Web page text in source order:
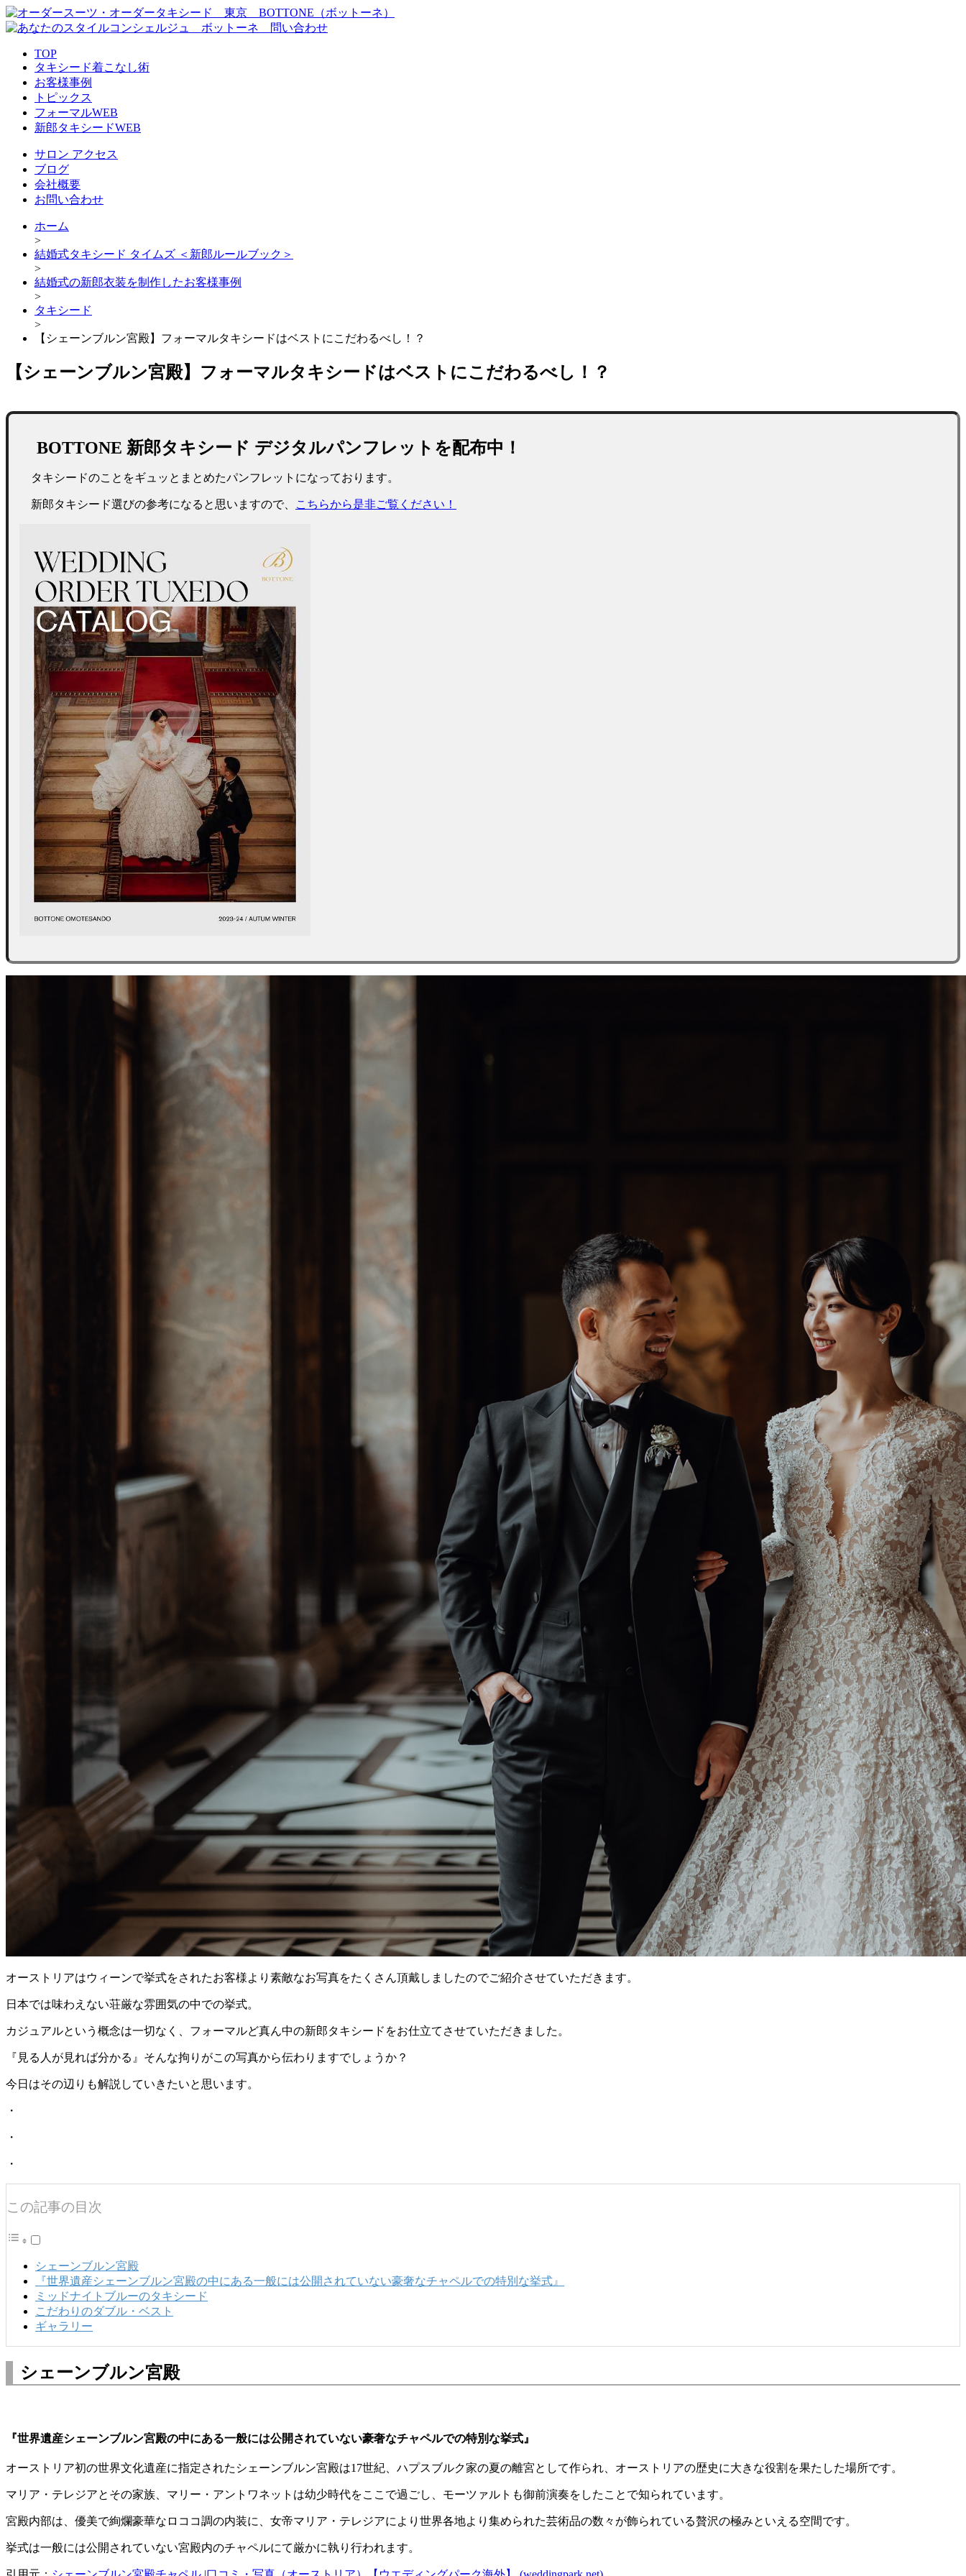
TOP
タキシード着こなし術
お客様事例
トピックス
フォーマルWEB
新郎タキシードWEB
サロン アクセス
ブログ
会社概要
お問い合わせ
ホーム
>
結婚式タキシード タイムズ ＜新郎ルールブック＞
>
結婚式の新郎衣装を制作したお客様事例
>
タキシード
>
【シェーンブルン宮殿】フォーマルタキシードはベストにこだわるべし！？
【シェーンブルン宮殿】フォーマルタキシードはベストにこだわるべし！？
BOTTONE 新郎タキシード デジタルパンフレットを配布中！
タキシードのことをギュッとまとめた⁡パンフレットになっております。
新郎タキシード選びの参考になると思いますので、 こちらから是非ご覧ください！
オーストリアはウィーンで挙式をされたお客様より素敵なお写真をたくさん頂戴しましたのでご紹介させていただきます。
日本では味わえない荘厳な雰囲気の中での挙式。
カジュアルという概念は一切なく、フォーマルど真ん中の新郎タキシードをお仕立てさせていただきました。
『見る人が見れば分かる』そんな拘りがこの写真から伝わりますでしょうか？
今日はその辺りも解説していきたいと思います。
・
・
・
この記事の目次
シェーンブルン宮殿
『世界遺産シェーンブルン宮殿の中にある一般には公開されていない豪奢なチャペルでの特別な挙式』
ミッドナイトブルーのタキシード
こだわりのダブル・ベスト
ギャラリー
シェーンブルン宮殿
『世界遺産シェーンブルン宮殿の中にある一般には公開されていない豪奢なチャペルでの特別な挙式』
オーストリア初の世界文化遺産に指定されたシェーンブルン宮殿は17世紀、ハプスブルク家の夏の離宮として作られ、オーストリアの歴史に大きな役割を果たした場所です。
マリア・テレジアとその家族、マリー・アントワネットは幼少時代をここで過ごし、モーツァルトも御前演奏をしたことで知られています。
宮殿内部は、優美で絢爛豪華なロココ調の内装に、女帝マリア・テレジアにより世界各地より集められた芸術品の数々が飾られている贅沢の極みといえる空間です。
挙式は一般には公開されていない宮殿内のチャペルにて厳かに執り行われます。